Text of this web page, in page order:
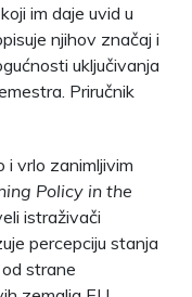
im daje uvid u
njihov značaj i
uključivanja
Priručnik
i vrlo zanimljivim
Policy in the
istraživači
percepciju stanja
strane